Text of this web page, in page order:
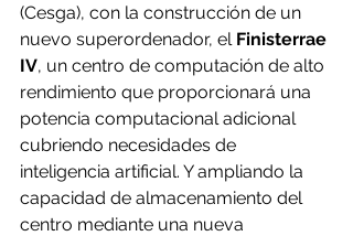
(Cesga), con la construcción de un
nuevo superordenador, el Finisterrae
IV, un centro de computación de alto
rendimiento que proporcionará una
potencia computacional adicional
cubriendo necesidades de
inteligencia artificial. Y ampliando la
capacidad de almacenamiento del
centro mediante una nueva